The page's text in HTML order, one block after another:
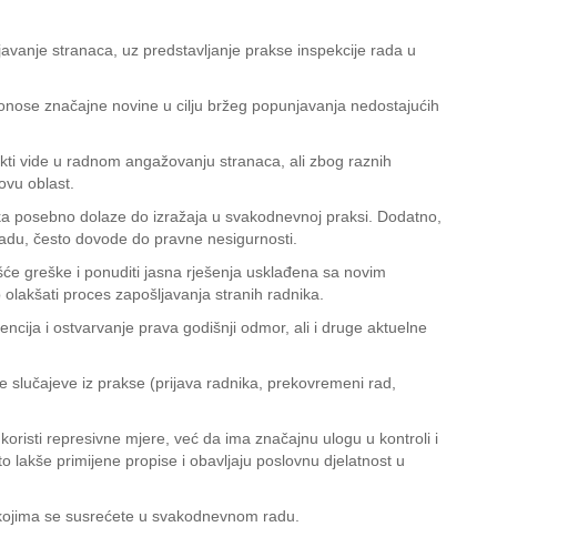
stranaca, uz predstavljanje prakse inspekcije rada u
značajne novine u cilju bržeg popunjavanja nedostajućih
vide u radnom angažovanju stranaca, ali zbog raznih
oblast.
dolaze do izražaja u svakodnevnoj praksi. Dodatno,
često dovode do pravne nesigurnosti.
greške i ponuditi jasna rješenja usklađena sa novim
proces zapošljavanja stranih radnika.
i ostvarvanje prava godišnji odmor, ali i druge aktuelne
iz prakse (prijava radnika, prekovremeni rad,
represivne mjere, već da ima značajnu ulogu u kontroli i
lakše primijene propise i obavljaju poslovnu djelatnost u
se susrećete u svakodnevnom radu.